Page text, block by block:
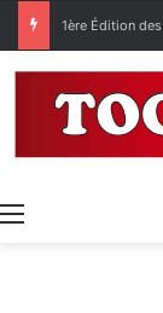
Menu